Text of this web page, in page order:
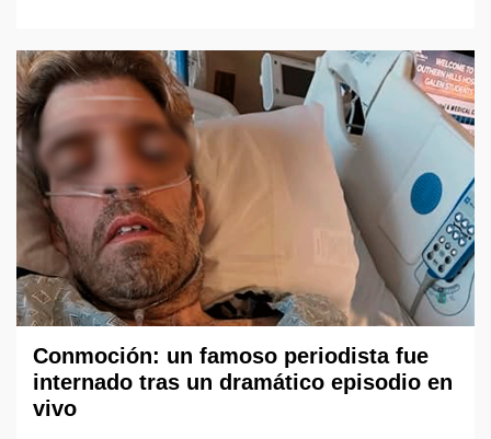
Conmoción: un famoso periodista fue
internado tras un dramático episodio en
vivo